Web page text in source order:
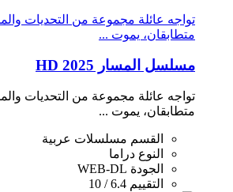
تواجه عائلة مجموعة من التحديات
متطابقان، يموت ...
مسلسل المسار 2025 HD
تواجه عائلة مجموعة من التحديات
متطابقان، يموت ...
القسم مسلسلات عربية
النوع دراما
الجودة WEB-DL
التقييم 6.4 / 10